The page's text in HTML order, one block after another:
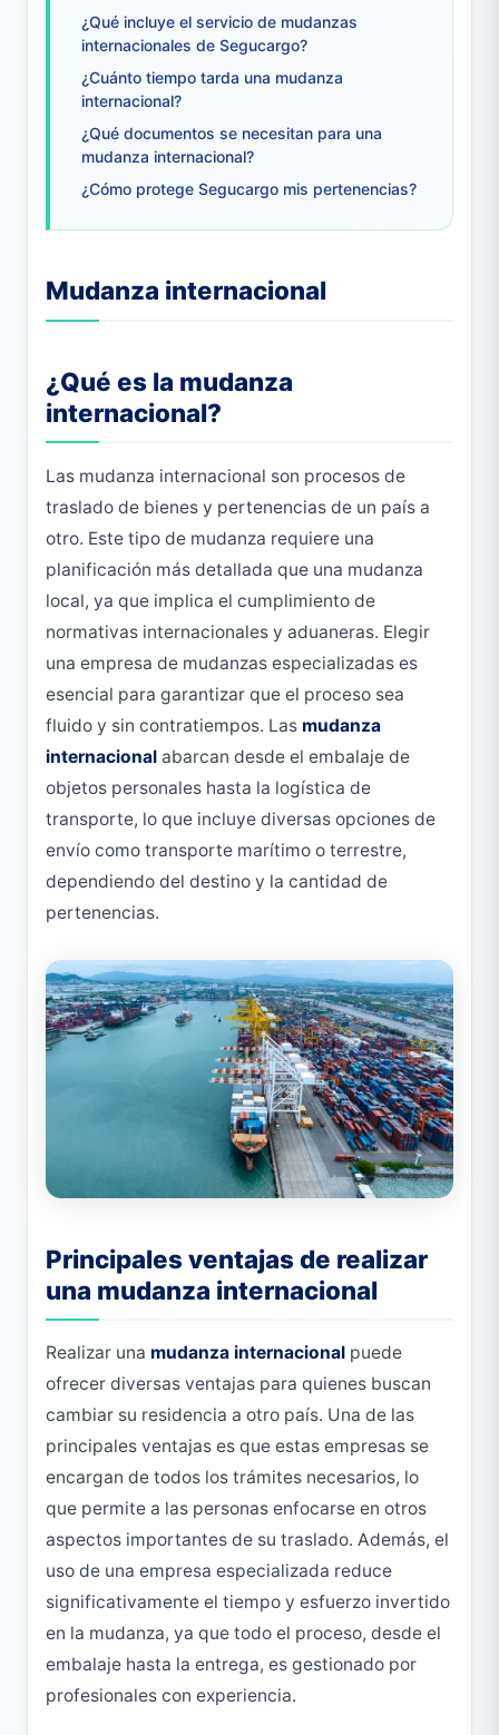
¿Qué incluye el servicio de mudanzas
internacionales de Segucargo?
¿Cuánto tiempo tarda una mudanza
internacional?
¿Qué documentos se necesitan para una
mudanza internacional?
¿Cómo protege Segucargo mis pertenencias?
Mudanza internacional
¿Qué es la mudanza
internacional?
Las mudanza internacional son procesos de
traslado de bienes y pertenencias de un país a
otro. Este tipo de mudanza requiere una
planificación más detallada que una mudanza
local, ya que implica el cumplimiento de
normativas internacionales y aduaneras. Elegir
una empresa de mudanzas especializadas es
esencial para garantizar que el proceso sea
fluido y sin contratiempos. Las mudanza
internacional abarcan desde el embalaje de
objetos personales hasta la logística de
transporte, lo que incluye diversas opciones de
envío como transporte marítimo o terrestre,
dependiendo del destino y la cantidad de
pertenencias.
Principales ventajas de realizar
una mudanza internacional
Realizar una mudanza internacional puede
ofrecer diversas ventajas para quienes buscan
cambiar su residencia a otro país. Una de las
principales ventajas es que estas empresas se
encargan de todos los trámites necesarios, lo
que permite a las personas enfocarse en otros
aspectos importantes de su traslado. Además, el
uso de una empresa especializada reduce
significativamente el tiempo y esfuerzo invertido
en la mudanza, ya que todo el proceso, desde el
embalaje hasta la entrega, es gestionado por
profesionales con experiencia.